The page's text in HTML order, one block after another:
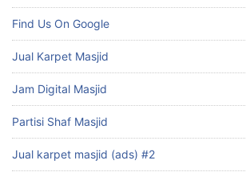
Find Us On Google
Jual Karpet Masjid
Jam Digital Masjid
Partisi Shaf Masjid
Jual karpet masjid (ads) #2